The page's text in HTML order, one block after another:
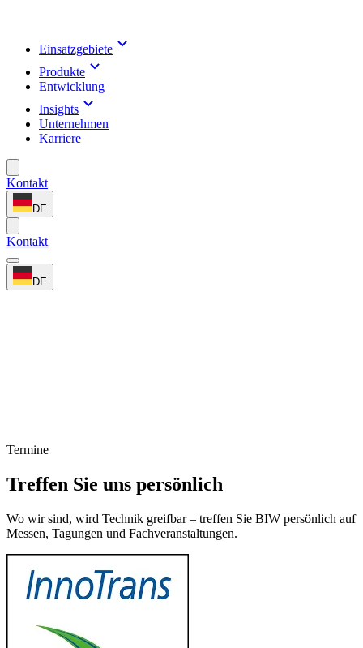
Einsatzgebiete
Produkte
Entwicklung
Insights
Unternehmen
Karriere
Kontakt
DE
Kontakt
DE
Termine
Treffen Sie uns persönlich
Wo wir sind, wird Technik greifbar – treffen Sie BIW persönlich auf
Messen, Tagungen und Fachveranstaltungen.